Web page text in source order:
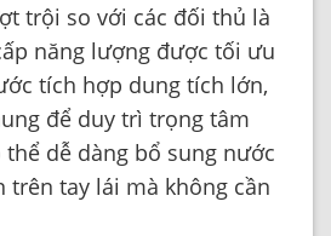
trội so với các đối thủ là
năng lượng được tối ưu
tích hợp dung tích lớn,
để duy trì trọng tâm
dễ dàng bổ sung nước
trên tay lái mà không cần